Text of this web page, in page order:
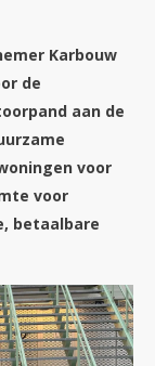
Karbouw
de
aan de
voor
voor
betaalbare